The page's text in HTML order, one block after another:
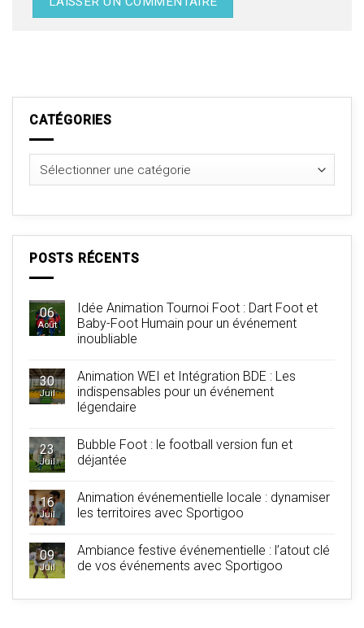
CATÉGORIES
Catégories
POSTS RÉCENTS
06
Août
Idée Animation Tournoi Foot : Dart Foot et
Baby-Foot Humain pour un événement
inoubliable
30
Juil
Animation WEI et Intégration BDE : Les
indispensables pour un événement
légendaire
23
Juil
Bubble Foot : le football version fun et
déjantée
16
Juil
Animation événementielle locale : dynamiser
les territoires avec Sportigoo
09
Juil
Ambiance festive événementielle : l’atout clé
de vos événements avec Sportigoo